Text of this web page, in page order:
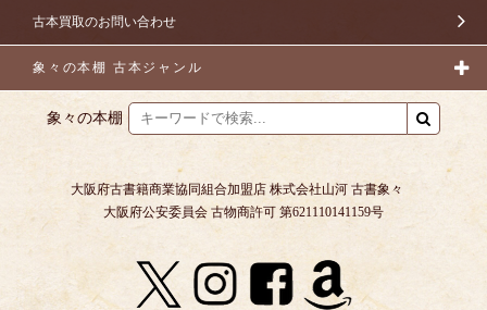
古本買取のお問い合わせ
象々の本棚 古本ジャンル
象々の本棚
大阪府古書籍商業協同組合加盟店 株式会社山河 古書象々
大阪府公安委員会 古物商許可 第621110141159号